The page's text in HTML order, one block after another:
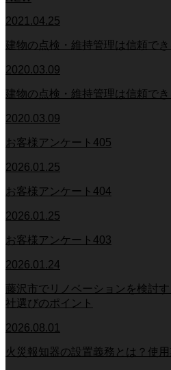
2021.04.25
建物の点検・維持管理は信頼で
2020.03.09
建物の点検・維持管理は信頼で
2020.03.09
お客様アンケート405
2026.01.25
お客様アンケート404
2026.01.25
お客様アンケート403
2026.01.24
藤沢市でリノベーションを検討
社選びのポイント
2026.08.01
火災報知器の設置義務とは？使